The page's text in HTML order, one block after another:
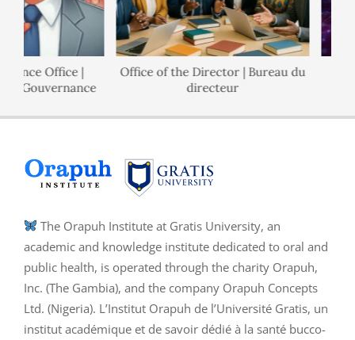
Office |
Gouvernance
Office of the Director | Bureau du
directeur
The Orapuh Institute at Gratis University, an
academic and knowledge institute dedicated to oral and
public health, is operated through the charity Orapuh,
Inc. (The Gambia), and the company Orapuh Concepts
Ltd. (Nigeria). L’Institut Orapuh de l’Université Gratis, un
institut académique et de savoir dédié à la santé bucco-